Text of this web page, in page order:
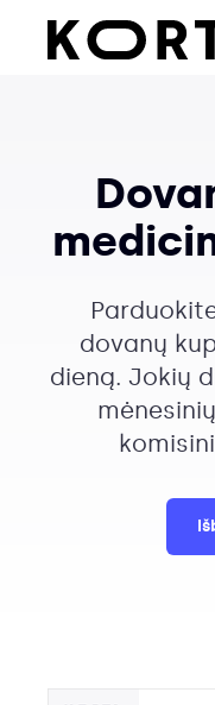
dovanų
dieną. Jokių